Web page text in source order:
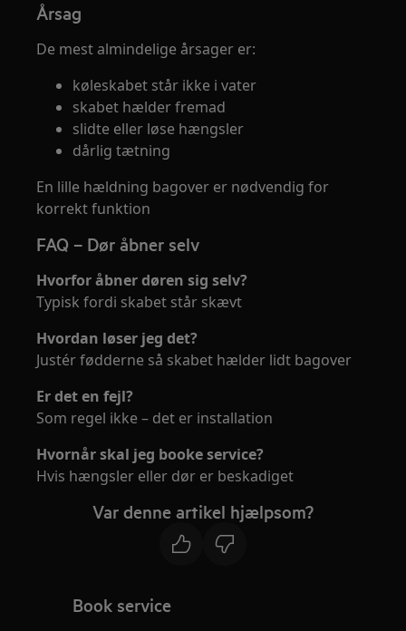
Årsag
De mest almindelige årsager er:
køleskabet står ikke i vater
skabet hælder fremad
slidte eller løse hængsler
dårlig tætning
En lille hældning bagover er nødvendig for
korrekt funktion
FAQ – Dør åbner selv
Hvorfor åbner døren sig selv?
Typisk fordi skabet står skævt
Hvordan løser jeg det?
Justér fødderne så skabet hælder lidt bagover
Er det en fejl?
Som regel ikke – det er installation
Hvornår skal jeg booke service?
Hvis hængsler eller dør er beskadiget
Var denne artikel hjælpsom?
Book service